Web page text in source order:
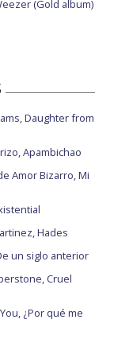
(Gold album)
Daughter from
Apambichao
Amor Bizarro, Mi
Hades
un siglo anterior
Cruel
¿Por qué me